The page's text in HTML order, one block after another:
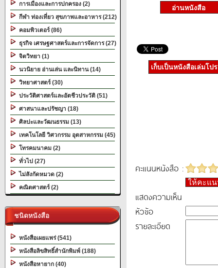
การเมืองและการปกครอง (2)
กีฬา ท่องเที่ยว สุขภาพและอาหาร (212)
คอมพิวเตอร์ (86)
ธุรกิจ เศรษฐศาสตร์และการจัดการ (27)
จิตวิทยา (1)
นวนิยาย อ่านเล่น และนิทาน (14)
วิทยาศาสตร์ (30)
ประวัติศาสตร์และอัตชีวประวัติ (51)
ศาสนาและปรัชญา (18)
ศิลปะและวัฒนธรรม (13)
เทคโนโลยี วิศวกรรม อุตสาหกรรม (45)
โทรคมนาคม (2)
ทั่วไป (27)
ไม่สังกัดหมวด (2)
คณิตศาสตร์ (2)
ชนิดหนังสือ
หนังสือเผยแพร่ (541)
หนังสือลิขสิทธิ์สำนักพิมพ์ (188)
หนังสือหายาก (40)
เก็บเป็นหนังสือเล่มโป
คะแนนหนังสือ :
ให้คะแ
แสดงความเห็น
หัวข้อ
รายละเอียด